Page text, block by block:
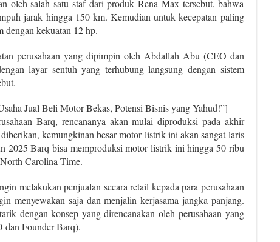
oleh salah satu staf dari produk Rena Max tersebut, bahwa
jarak hingga 150 km. Kemudian untuk kecepatan paling
dengan kekuatan 12 hp.
perusahaan yang dipimpin oleh Abdallah Abu (CEO dan
layar sentuh yang terhubung langsung dengan sistem
Jual Beli Motor Bekas, Potensi Bisnis yang Yahud!”]
Barq, rencananya akan mulai diproduksi pada akhir
kemungkinan besar motor listrik ini akan sangat laris
2025 Barq bisa memproduksi motor listrik ini hingga 50 ribu
Carolina Time.
melakukan penjualan secara retail kepada para perusahaan
menyewakan saja dan menjalin kerjasama jangka panjang.
dengan konsep yang direncanakan oleh perusahaan yang
Founder Barq).